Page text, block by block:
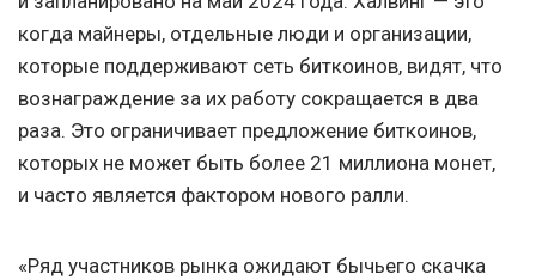
когда майнеры, отдельные люди и организации,
которые поддерживают сеть биткоинов, видят, что
вознаграждение за их работу сокращается в два
раза. Это ограничивает предложение биткоинов,
которых не может быть более 21 миллиона монет,
и часто является фактором нового ралли.
«Ряд участников рынка ожидают бычьего скачка